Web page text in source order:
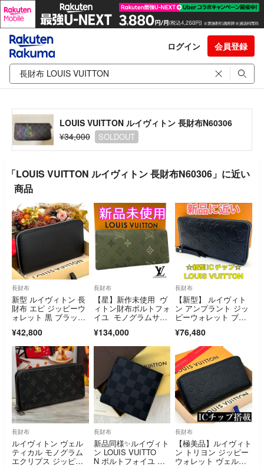
ログイン 会員登録
LOUIS VUITTON ルイヴィトン 長財布N60306
¥34,000
SOLDOUT
「LOUIS VUITTON ルイヴィトン 長財布N60306」に近い
商品
長財布
新型 ルイヴィトン 長
財布 エピ ジッピーウ
ォレット 黒 ブラッ
S VUITTON ファッシ
ョン 小物
¥42,800
長財布
【星】新作未使用 ヴ
ィトン財布ポルトフォ
イユ モノグラムサー
¥134,000
長財布
【新型】 ルイヴィト
ン アンプラント ジッ
ピーウォレット ブラ
¥76,480
長財布
ルイヴィトン ヴェル
ティカル モノグラム
エクリプス ジッピー
長財布
新品同様✨️ルイヴィト
ン LOUIS VUITTO
N ポルトフォイユ ダ
長財布
【極美品】ルイヴィト
ン トリヨン ジッピー
ウォレット ヴェルテ